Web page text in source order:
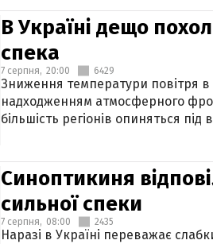
В Україні дещо
спека
7 серпня, 20:00 6429
Зниження температури повітря в
надходженням атмосферного
більшість регіонів опиняться
Синоптикиня
сильної спеки
7 серпня, 08:00 2435
Наразі в Україні переважає